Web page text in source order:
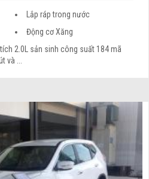
Lắp ráp trong nước
Động cơ Xăng
2.0L sản sinh công suất 184 mã
...